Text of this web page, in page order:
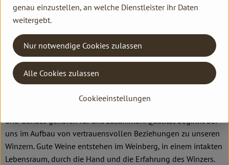
D 78359 Orsingen
Unser Verständnis von Qualität
Weinfreunde, haben Spaß am Genuss und sind überzeugt, mit
einem erhaltenswerten Kulturgut zu handeln. Wein wird für
und Genuss gehören für uns zusammen. Qualität beginnt bei
uns im Aufbau von vertrauensvollen Beziehungen zu unseren
Winzern. Gute Weine entstehen im Weinberg, in einem intakten
Lebensraum, durch die Hand und die Erfahrung des Winzers.
genau einzustellen, an welche Dienstleister ihr Daten
weitergebt.
Cookieeinstellungen
Nur notwendige Cookies zulassen
Alle Cookies zulassen